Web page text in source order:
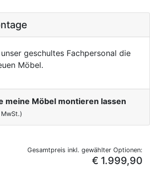
geschultes Fachpersonal die
Möbel.
meine Möbel montieren lassen
Gesamtpreis inkl. gewählter Optionen:
€ 1.999,90